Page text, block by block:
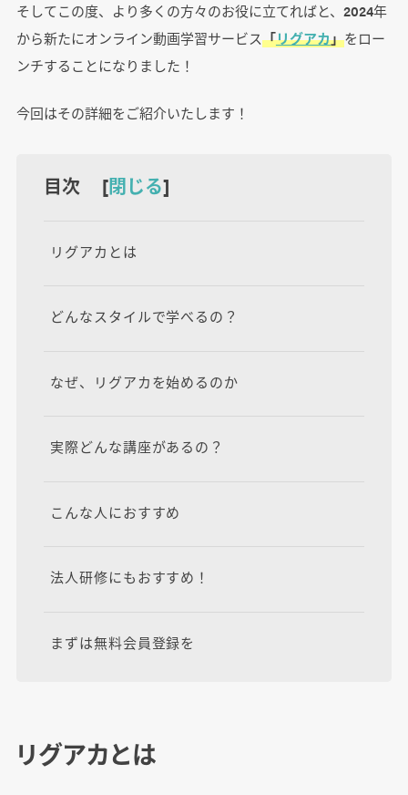
そしてこの度、より多くの方々のお役に立てればと、2024年
から新たにオンライン動画学習サービス「リグアカ」をロー
ンチすることになりました！
今回はその詳細をご紹介いたします！
目次 [閉じる]
リグアカとは
どんなスタイルで学べるの？
なぜ、リグアカを始めるのか
実際どんな講座があるの？
こんな人におすすめ
法人研修にもおすすめ！
まずは無料会員登録を
リグアカとは